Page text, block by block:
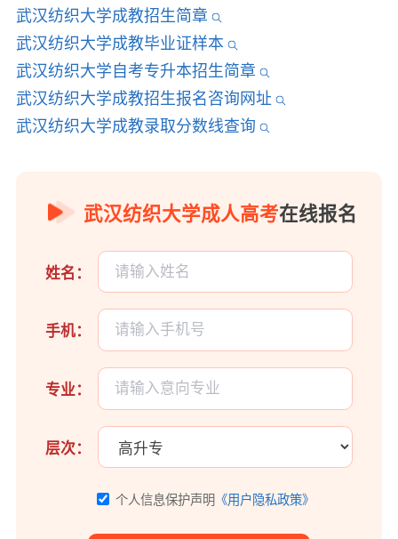
武汉纺织大学成教招生简章
武汉纺织大学成教毕业证样本
武汉纺织大学自考专升本招生简章
武汉纺织大学成教招生报名咨询网址
武汉纺织大学成教录取分数线查询
武汉纺织大学成人高考在线报名
姓名：
手机：
专业：
层次：
个人信息保护声明 《用户隐私政策》